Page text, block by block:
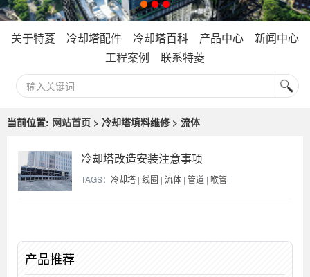
关于特菱 冷却塔配件 冷却塔百科 产品中心
新闻中心
工程案例
联系特菱
当前位置: 网站首页 > 冷却塔填料维修 > 流体
冷却塔改造安装注意事项
TAGS： 冷却塔 | 线圈 | 流体 | 管道 | 喉管 |
产品推荐